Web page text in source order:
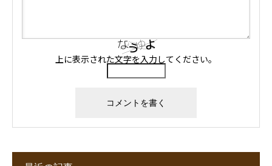
上に表示された文字を入力してください。